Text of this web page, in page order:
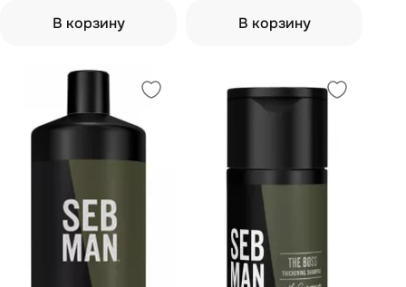
В корзину В корзину